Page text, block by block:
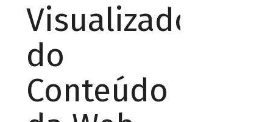
Visualizador
do
Conteúdo